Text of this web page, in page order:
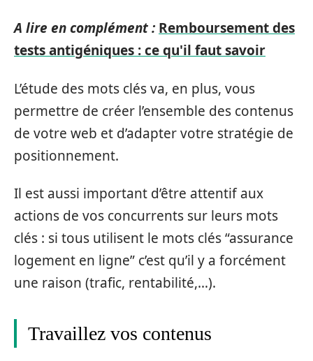
A lire en complément : Remboursement des
tests antigéniques : ce qu'il faut savoir
L’étude des mots clés va, en plus, vous
permettre de créer l’ensemble des contenus
de votre web et d’adapter votre stratégie de
positionnement.
Il est aussi important d’être attentif aux
actions de vos concurrents sur leurs mots
clés : si tous utilisent le mots clés “assurance
logement en ligne” c’est qu’il y a forcément
une raison (trafic, rentabilité,…).
Travaillez vos contenus